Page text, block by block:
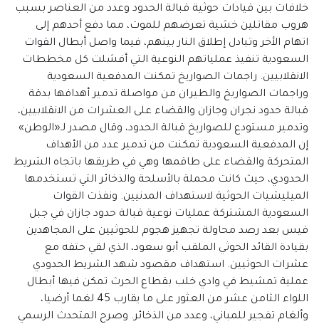
خلافات بين قيادات حوثية قبالة الحدود وعدد من العناصر بسبب
هروب مقاتلين خشية تعرضهم للموت، مما دفع أحدهم إلى
اتهام الأخر وتبادل إطلاق النار بينهم، فيما واصل أبطال القوات
السعودية تنفيذ عملياتهم النوعية التي أفشلت كل مخططات
الانقلابيين. راجمات الصواريخ تمكنت المدفعية السعودية
وراجمات الصواريخ والطيران من مواصلة تدمير أهدافها بدقة
قبالة حدود نجران وجازان والقضاء على العشرات من الانقلابيين،
وتدمير مستودع للصواريخ قبالة الحدود، وقال مصدر لـ«الوطن»
إن المدفعية السعودية تمكنت من تدمير عدد من الأهداف
المتحركة والقضاء على طاقمها وهي في طريقها باتجاه الشريط
الحدودي، حيث كانت محملة بالأسلحة والذخائر التي تستخدمها
الميليشيات الحوثية لاستهداف المدنيين. ونفذت القوات
السعودية المشتركة عمليات نوعية قبالة حدود جازان في جبل
قيس بعد رصد محاولة تجهيز هجوم للحوثيين على المجاهدين
بقيادة القائد الحوثي الملقب أبو سعود، الذي لقي حتفه مع
عشرات الحوثيين. استهداف مقصود شهد الشريط الحدودي
عملية تمشيط في وادي خلب بقطاع الحرث تمكن فيها أبطال
اللواء الثامن عشر من العثور على ما يقارب 45 لغما أرضيا،
وألغام تفجير للمباني، وعدد من الذخائر. وصرح المتحدث الرسمي